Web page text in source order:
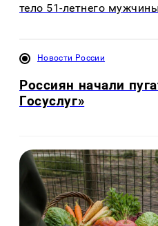
тело 51-летнего мужчины
Новости России
Россиян начали
Госуслуг»